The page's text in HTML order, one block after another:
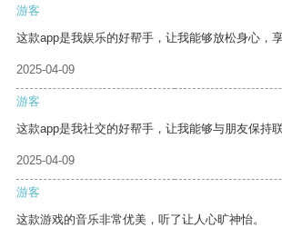
游客
这款app是我娱乐的好帮手，让我能够放松身心，
2025-04-09
游客
这款app是我社交的好帮手，让我能够与朋友保持
2025-04-09
游客
这款游戏的音乐非常优美，听了让人心旷神怡。